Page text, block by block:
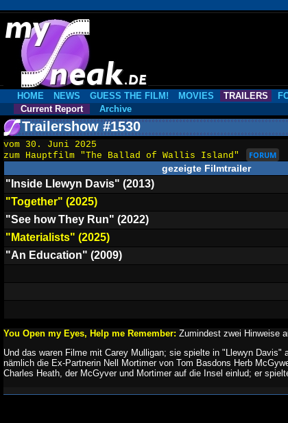
HOME
NEWS GUESS THE FILM! MOVIES TRAILERS
Current Report
Archive
Trailershow #1530
vom 30. Juni 2025
zum Hauptfilm "The Ballad of Wallis Island"
FORUM
gezeigte Filmtrailer
"Inside Llewyn Davis" (2013)
"Together" (2025)
"See how They Run" (2022)
"Materialists" (2025)
"An Education" (2009)
You Open my Eyes, Help me Remember: Zumindest zwei Hinweise
Und das waren Filme mit Carey Mulligan; sie spielte in "Llewyn
nämlich die Ex-Partnerin Nell Mortimer von Tom Basdons Herb
Charles Heath, der McGyver und Mortimer auf die Insel einlud; er